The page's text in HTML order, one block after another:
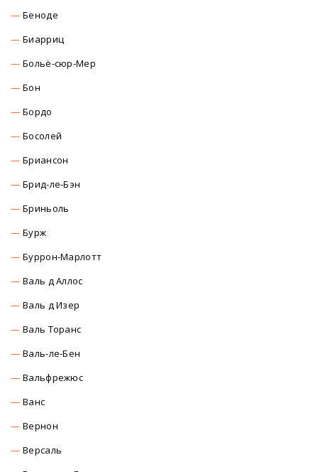
Беноде
Биарриц
Больё-сюр-Мер
Бон
Бордо
Босолей
Бриансон
Брид-ле-Бэн
Бриньоль
Бурж
Буррон-Марлотт
Валь д Аллос
Валь д Изер
Валь Торанс
Валь-ле-Бен
Вальфрежюс
Ванс
Вернон
Версаль